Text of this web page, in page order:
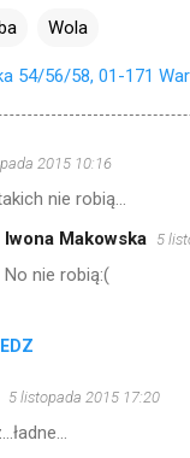
Wola
54/56/58, 01-171
2015 10:16
nie robią...
Iwona Makowska 5
No nie robią:(
5 listopada 2015 17:20